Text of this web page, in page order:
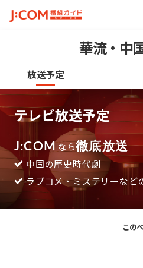
華流・中
放送予定
テレビ放送予定
J:COM なら徹底放送
中国の歴史時代劇
ラブコメ・ミステリーなど
この